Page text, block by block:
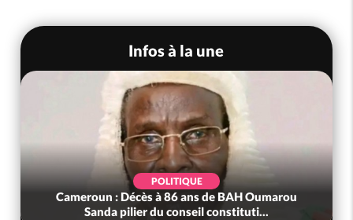
Infos à la une
POLITIQUE
Cameroun : Décès à 86 ans de BAH Oumarou
Sanda pilier du conseil constituti...